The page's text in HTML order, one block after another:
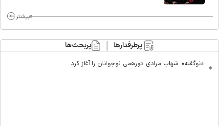
بیشتر
پرطرفدارها پربحث‌ها
«نوگفته»؛ شهاب مرادی دورهمی نوجوانان را آغاز کرد